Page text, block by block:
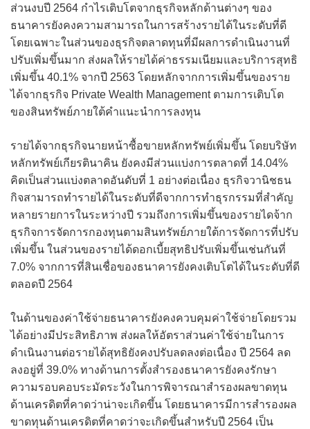
ส่วนงบปี 2564 กำไรเติบโตจากธุรกิจหลักด้านต่างๆ ของ
ธนาคารยังคงความสามารถในการสร้างรายได้ในระดับที่ดี
โดยเฉพาะในส่วนของธุรกิจตลาดทุนที่มีผลการดำเนินงานที่
ปรับเพิ่มขึ้นมาก ส่งผลให้รายได้ค่าธรรมเนียมและบริการสุทธิ
เพิ่มขึ้น 40.1% จากปี 2563 โดยหลักจากการเพิ่มขึ้นของราย
ได้จากธุรกิจ Private Wealth Management ตามการเติบโต
ของสินทรัพย์ภายใต้คำแนะนำการลงทุน
รายได้จากธุรกิจนายหน้าซื้อขายหลักทรัพย์เพิ่มขึ้น โดยบริษัท
หลักทรัพย์เกียรตินาคิน ยังคงมีส่วนแบ่งการตลาดที่ 14.04%
คิดเป็นส่วนแบ่งตลาดอันดับที่ 1 อย่างต่อเนื่อง ธุรกิจวานิชธน
กิจสามารถทำรายได้ในระดับที่ดีจากการทำธุรกรรมที่สำคัญ
หลายรายการในระหว่างปี รวมถึงการเพิ่มขึ้นของรายไดจ้าก
ธุรกิจการจัดการกองทุนตามสินทรัพย์ภายใต้การจัดการที่ปรับ
เพิ่มขึ้น ในส่วนของรายได้ดอกเบี้ยสุทธิปรับเพิ่มขึ้นเช่นกันที่
7.0% จากการที่สินเชื่อของธนาคารยังคงเติบโตได้ในระดับที่ดี
ตลอดปี 2564
ในด้านของค่าใช้จ่ายธนาคารยังคงควบคุมค่าใช้จ่ายโดยรวม
ได้อย่างมีประสิทธิภาพ ส่งผลให้อัตราส่วนค่าใช้จ่ายในการ
ดำเนินงานต่อรายได้สุทธิยังคงปรับลดลงต่อเนื่อง ปี 2564 ลด
ลงอยู่ที่ 39.0% ทางด้านการตั้งสำรองธนาคารยังคงรักษา
ความรอบคอบระมัดระวังในการพิจารณาสำรองผลขาดทุน
ด้านเครดิตที่คาดว่าน่าจะเกิดขึ้น โดยธนาคารมีการสำรองผล
ขาดทุนด้านเครดิตที่คาดว่าจะเกิดขึ้นสำหรับปี 2564 เป็น